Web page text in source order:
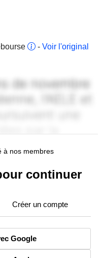
- Voir l'original
à nos membres
continuer
Créer un compte
Google